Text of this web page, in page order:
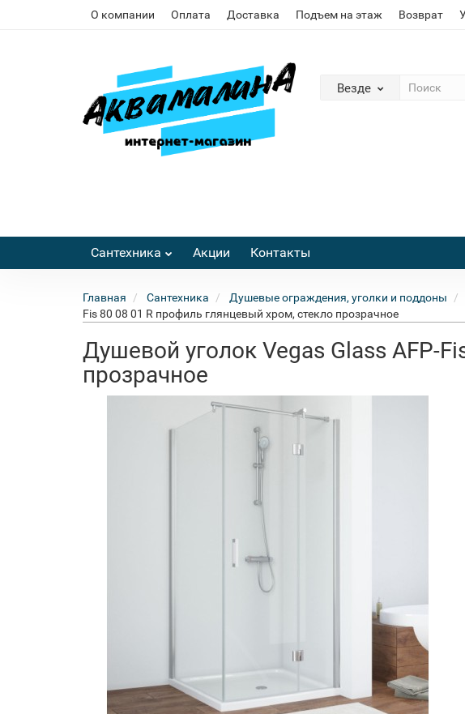
О компании Оплата Доставка Подъем на этаж Возврат
Везде
Сантехника Акции Контакты
Главная Сантехника Душевые ограждения, уголки и поддоны
Fis 80 08 01 R профиль глянцевый хром, стекло прозрачное
Душевой уголок Vegas Glass AFP-
прозрачное